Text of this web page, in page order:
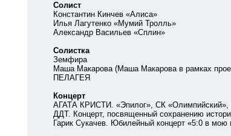
Солист
Константин Кинчев «Алиса»
Илья Лагутенко «Мумий Тролль»
Александр Васильев «Сплин»
Солистка
Земфира
Маша Макарова (Маша Макарова в рамках
ПЕЛАГЕЯ
Концерт
АГАТА КРИСТИ. «Эпилог», СК «Олимпийский»,
ДДТ. Концерт, посвященный сохранению
Гарик Сукачев. Юбилейный концерт «5:0 в мою